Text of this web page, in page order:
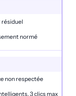
résiduel
normé
non respectée
3 clics max